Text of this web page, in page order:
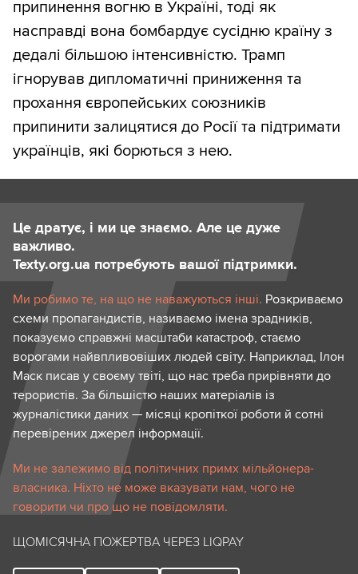
припинення вогню в Україні, тоді як
насправді вона бомбардує сусідню країну з
дедалі більшою інтенсивністю. Трамп
ігнорував дипломатичні приниження та
прохання європейських союзників
припинити залицятися до Росії та підтримати
українців, які борються з нею.
Це дратує, і ми це знаємо. Але це дуже
важливо.
Texty.org.ua потребують вашої підтримки.
Ми робимо те, на що не наважуються інші. Розкриваємо
схеми пропагандистів, називаємо імена зрадників,
показуємо справжні масштаби катастроф, стаємо
ворогами найвпливовіших людей світу. Наприклад, Ілон
Маск писав у своєму твіті, що нас треба прирівняти до
терористів. За більшістю наших матеріалів із
журналістики даних — місяці кропіткої роботи й сотні
перевірених джерел інформації.
Ми не залежимо від політичних примх мільйонера-
власника. Ніхто не може вказувати нам, чого не
говорити чи про що не повідомляти.
ЩОМІСЯЧНА ПОЖЕРТВА ЧЕРЕЗ LIQPAY